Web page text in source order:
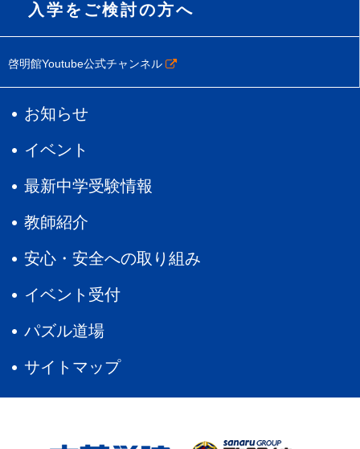
入学をご検討の方へ
啓明館Youtube公式チャンネル
お知らせ
イベント
最新中学受験情報
教師紹介
安心・安全への取り組み
イベント受付
パズル道場
サイトマップ